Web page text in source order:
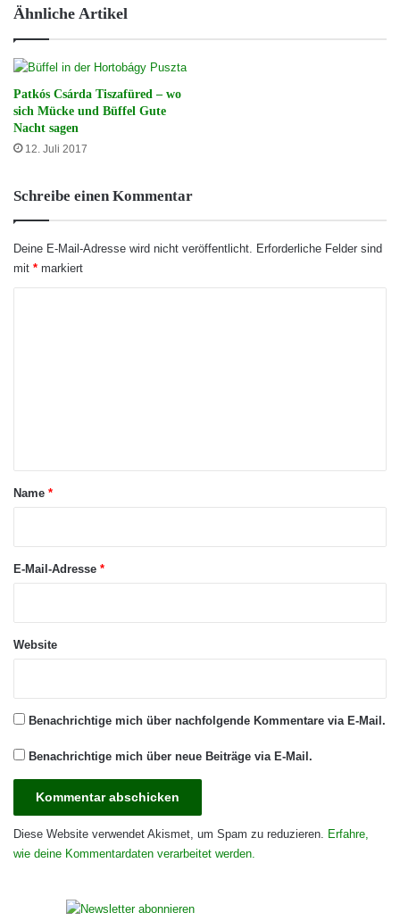
Ähnliche Artikel
Patkós Csárda Tiszafüred – wo
sich Mücke und Büffel Gute
Nacht sagen
12. Juli 2017
Schreibe einen Kommentar
Deine E-Mail-Adresse wird nicht veröffentlicht. Erforderliche Felder sind
mit * markiert
aName *
E-Mail-Adresse *
Website
Benachrichtige mich über nachfolgende Kommentare via E-Mail.
Benachrichtige mich über neue Beiträge via E-Mail.
Diese Website verwendet Akismet, um Spam zu reduzieren. Erfahre,
wie deine Kommentardaten verarbeitet werden.